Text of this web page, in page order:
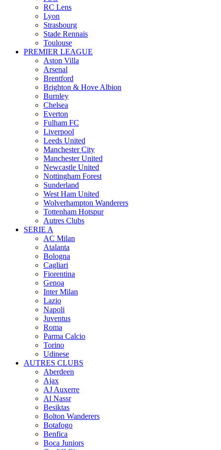
RC Lens
Lyon
Strasbourg
Stade Rennais
Toulouse
PREMIER LEAGUE
Aston Villa
Arsenal
Brentford
Brighton & Hove Albion
Burnley
Chelsea
Everton
Fulham FC
Liverpool
Leeds United
Manchester City
Manchester United
Newcastle United
Nottingham Forest
Sunderland
West Ham United
Wolverhampton Wanderers
Tottenham Hotspur
Autres Clubs
SERIE A
AC Milan
Atalanta
Bologna
Cagliari
Fiorentina
Genoa
Inter Milan
Lazio
Napoli
Juventus
Roma
Parma Calcio
Torino
Udinese
AUTRES CLUBS
Aberdeen
Ajax
AJ Auxerre
Al Nassr
Besiktas
Bolton Wanderers
Botafogo
Benfica
Boca Juniors